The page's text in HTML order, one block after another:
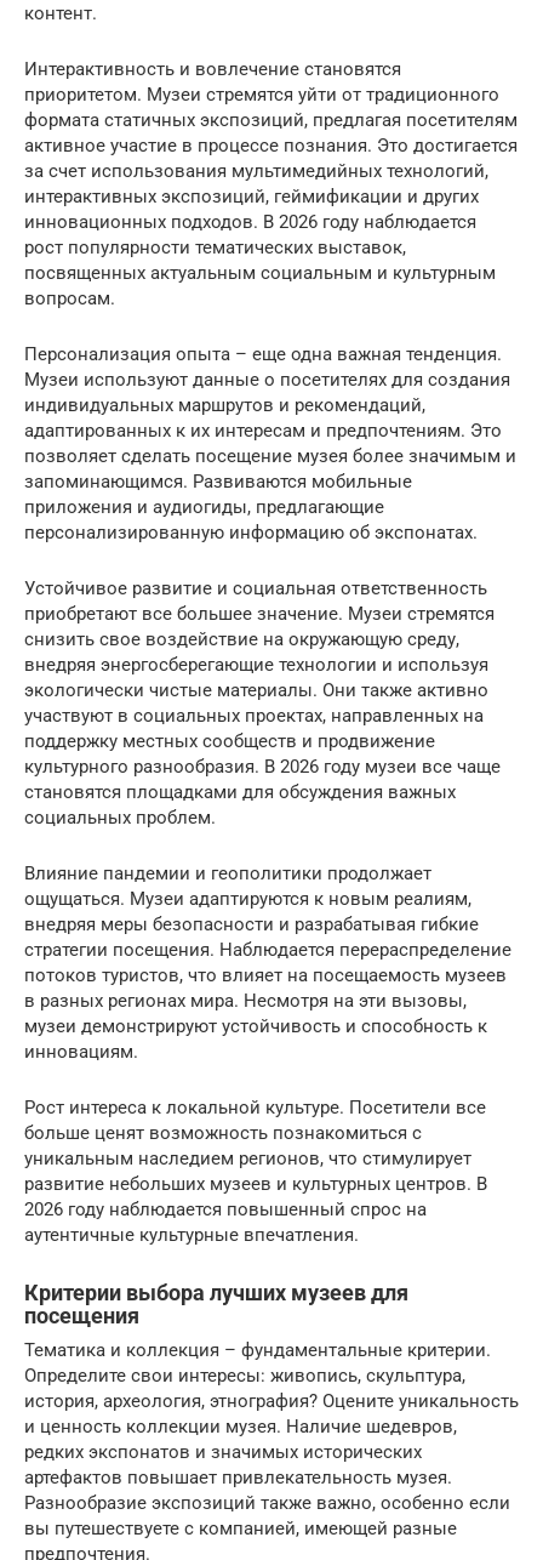
контент.
Интерактивность и вовлечение становятся
приоритетом. Музеи стремятся уйти от традиционного
формата статичных экспозиций, предлагая посетителям
активное участие в процессе познания. Это достигается
за счет использования мультимедийных технологий,
интерактивных экспозиций, геймификации и других
инновационных подходов. В 2026 году наблюдается
рост популярности тематических выставок,
посвященных актуальным социальным и культурным
вопросам.
Персонализация опыта – еще одна важная тенденция.
Музеи используют данные о посетителях для создания
индивидуальных маршрутов и рекомендаций,
адаптированных к их интересам и предпочтениям. Это
позволяет сделать посещение музея более значимым и
запоминающимся. Развиваются мобильные
приложения и аудиогиды, предлагающие
персонализированную информацию об экспонатах.
Устойчивое развитие и социальная ответственность
приобретают все большее значение. Музеи стремятся
снизить свое воздействие на окружающую среду,
внедряя энергосберегающие технологии и используя
экологически чистые материалы. Они также активно
участвуют в социальных проектах, направленных на
поддержку местных сообществ и продвижение
культурного разнообразия. В 2026 году музеи все чаще
становятся площадками для обсуждения важных
социальных проблем.
Влияние пандемии и геополитики продолжает
ощущаться. Музеи адаптируются к новым реалиям,
внедряя меры безопасности и разрабатывая гибкие
стратегии посещения. Наблюдается перераспределение
потоков туристов, что влияет на посещаемость музеев
в разных регионах мира. Несмотря на эти вызовы,
музеи демонстрируют устойчивость и способность к
инновациям.
Рост интереса к локальной культуре. Посетители все
больше ценят возможность познакомиться с
уникальным наследием регионов, что стимулирует
развитие небольших музеев и культурных центров. В
2026 году наблюдается повышенный спрос на
аутентичные культурные впечатления.
Критерии выбора лучших музеев для
посещения
Тематика и коллекция – фундаментальные критерии.
Определите свои интересы: живопись, скульптура,
история, археология, этнография? Оцените уникальность
и ценность коллекции музея. Наличие шедевров,
редких экспонатов и значимых исторических
артефактов повышает привлекательность музея.
Разнообразие экспозиций также важно, особенно если
вы путешествуете с компанией, имеющей разные
предпочтения.